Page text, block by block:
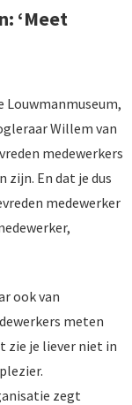
‘Meet
Louwmanmuseum,
Willem van
medewerkers
zijn. En dat je dus
medewerker
ook van
meten
zie je liever niet in
zegt